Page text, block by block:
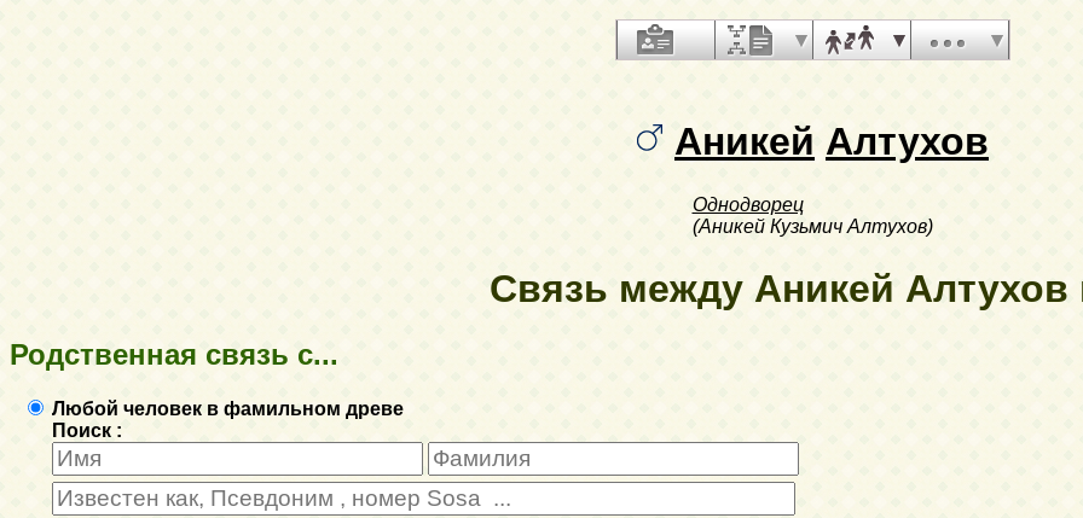
Аникей Алтухов
Однодворец
(Аникей Кузьмич Алтухов)
Связь между Аникей Алтухов
Родственная связь с...
Любой человек в фамильном древе
Поиск :